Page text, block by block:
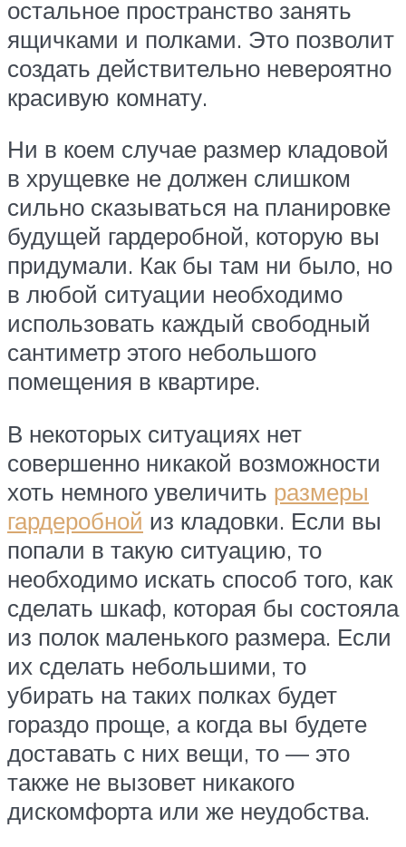
остальное пространство занять
ящичками и полками. Это позволит
создать действительно невероятно
красивую комнату.
Ни в коем случае размер кладовой
в хрущевке не должен слишком
сильно сказываться на планировке
будущей гардеробной, которую вы
придумали. Как бы там ни было, но
в любой ситуации необходимо
использовать каждый свободный
сантиметр этого небольшого
помещения в квартире.
В некоторых ситуациях нет
совершенно никакой возможности
хоть немного увеличить размеры
гардеробной из кладовки. Если вы
попали в такую ситуацию, то
необходимо искать способ того, как
сделать шкаф, которая бы состояла
из полок маленького размера. Если
их сделать небольшими, то
убирать на таких полках будет
гораздо проще, а когда вы будете
доставать с них вещи, то — это
также не вызовет никакого
дискомфорта или же неудобства.